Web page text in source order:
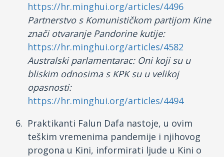
https://hr.minghui.org/articles/4496
Partnerstvo s Komunističkom partijom Kine
znači otvaranje Pandorine kutije:
https://hr.minghui.org/articles/4582
Australski parlamentarac: Oni koji su u
bliskim odnosima s KPK su u velikoj
opasnosti:
https://hr.minghui.org/articles/4494
Praktikanti Falun Dafa nastoje, u ovim
teškim vremenima pandemije i njihovog
progona u Kini, informirati ljude u Kini o